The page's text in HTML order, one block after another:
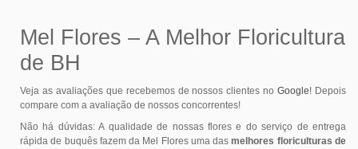
Mel Flores – A Melhor Floricultura
de BH
Veja as avaliações que recebemos de nossos clientes noGoogle! Depois
compare com a avaliação de nossos concorrentes!
Não há dúvidas: A qualidade de nossas flores e do serviço de entrega
rápida de buquês fazem da Mel Flores uma dasmelhores floriculturas de